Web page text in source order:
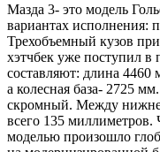
Мазда 3- это модель
вариантах исполнения:
Трехобъемный кузов
хэтчбек уже поступил в
составляют: длина
а колесная база- 2725
скромный. Между
всего 135 миллиметров.
моделью произошло